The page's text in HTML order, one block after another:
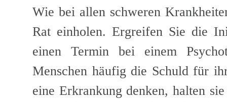
Wie bei allen schweren
Rat einholen. Ergreifen Sie die
einen Termin bei einem
Menschen häufig die Schuld für
eine Erkrankung denken, halten